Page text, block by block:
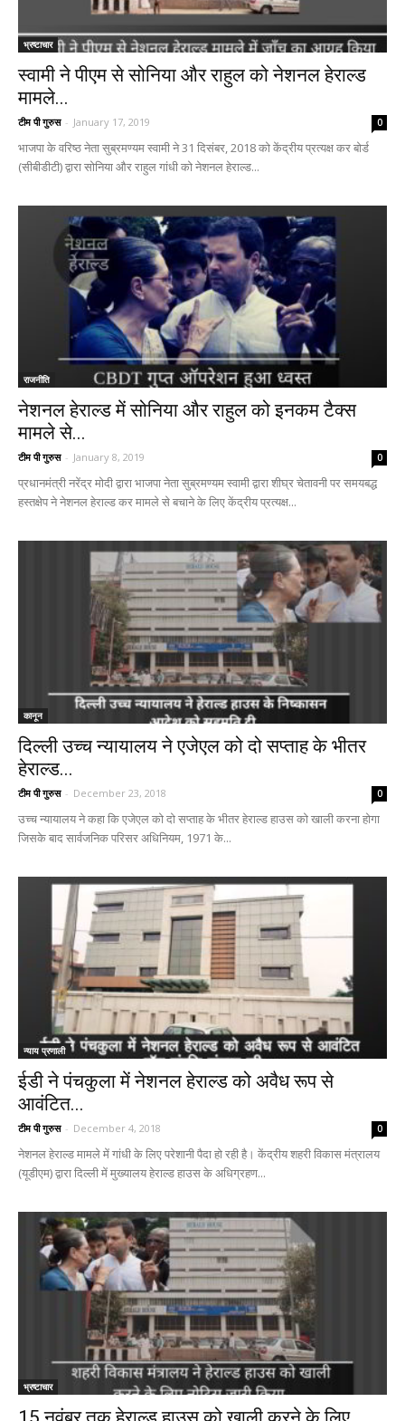
भ्रष्टाचार
स्वामी ने पीएम से सोनिया और राहुल को नेशनल हेराल्ड
मामले...
टीम पी गुरुस - January 17, 2019 0
भाजपा के वरिष्ठ नेता सुब्रमण्यम स्वामी ने 31 दिसंबर, 2018 को केंद्रीय प्रत्यक्ष कर बोर्ड
(सीबीडीटी) द्वारा सोनिया और राहुल गांधी को नेशनल हेराल्ड...
राजनीति
नेशनल हेराल्ड में सोनिया और राहुल को इनकम टैक्स
मामले से...
टीम पी गुरुस - January 8, 2019 0
प्रधानमंत्री नरेंद्र मोदी द्वारा भाजपा नेता सुब्रमण्यम स्वामी द्वारा शीघ्र चेतावनी पर समयबद्ध
हस्तक्षेप ने नेशनल हेराल्ड कर मामले से बचाने के लिए केंद्रीय प्रत्यक्ष...
कानून
दिल्ली उच्च न्यायालय ने एजेएल को दो सप्ताह के भीतर
हेराल्ड...
टीम पी गुरुस - December 23, 2018 0
उच्च न्यायालय ने कहा कि एजेएल को दो सप्ताह के भीतर हेराल्ड हाउस को खाली करना होगा
जिसके बाद सार्वजनिक परिसर अधिनियम, 1971 के...
न्याय प्रणाली
ईडी ने पंचकुला में नेशनल हेराल्ड को अवैध रूप से
आवंटित...
टीम पी गुरुस - December 4, 2018 0
नेशनल हेराल्ड मामले में गांधी के लिए परेशानी पैदा हो रही है। केंद्रीय शहरी विकास मंत्रालय
(यूडीएम) द्वारा दिल्ली में मुख्यालय हेराल्ड हाउस के अधिग्रहण...
भ्रष्टाचार